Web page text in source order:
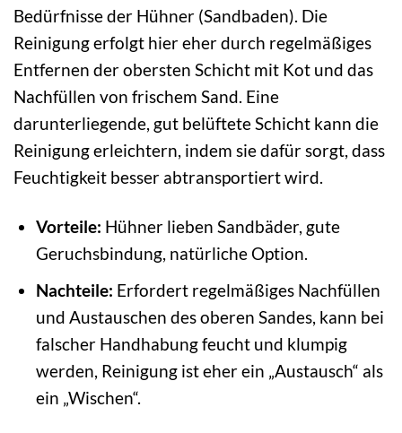
Bedürfnisse der Hühner (Sandbaden). Die
Reinigung erfolgt hier eher durch regelmäßiges
Entfernen der obersten Schicht mit Kot und das
Nachfüllen von frischem Sand. Eine
darunterliegende, gut belüftete Schicht kann die
Reinigung erleichtern, indem sie dafür sorgt, dass
Feuchtigkeit besser abtransportiert wird.
Vorteile: Hühner lieben Sandbäder, gute
Geruchsbindung, natürliche Option.
Nachteile: Erfordert regelmäßiges Nachfüllen
und Austauschen des oberen Sandes, kann bei
falscher Handhabung feucht und klumpig
werden, Reinigung ist eher ein „Austausch“ als
ein „Wischen“.